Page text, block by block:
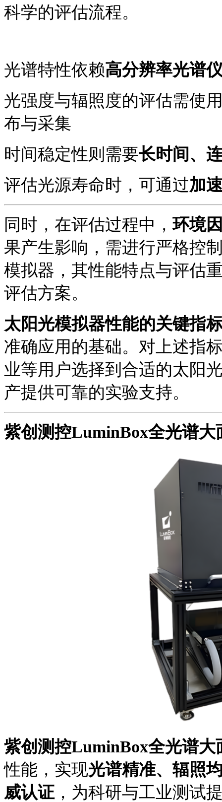
科学的评估流程。
光谱特性依赖高分辨率光谱
光强度与辐照度的评估需使
布与采集
时间稳定性则需要长时间、
评估光源寿命时，可通过加
同时，在评估过程中，环境
果产生影响，需进行严格控
模拟器，其性能特点与评估
评估方案。
太阳光模拟器性能的关键指
准确应用的基础。对上述指
业等用户选择到合适的太阳
产提供可靠的实验支持。
紫创测控LuminBox全光谱
紫创测控LuminBox全光谱
性能，实现光谱精准、辐照
威认证 ，为科研与工业测试